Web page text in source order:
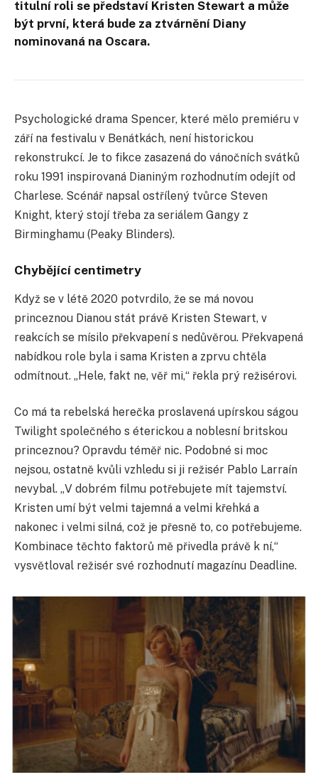
titulní roli se představí Kristen Stewart a může
být první, která bude za ztvárnění Diany
nominovaná na Oscara.
Psychologické drama Spencer, které mělo premiéru v
září na festivalu v Benátkách, není historickou
rekonstrukcí. Je to fikce zasazená do vánočních svátků
roku 1991 inspirovaná Dianiným rozhodnutím odejít od
Charlese. Scénář napsal ostřílený tvůrce Steven
Knight, který stojí třeba za seriálem Gangy z
Birminghamu (Peaky Blinders).
Chybějící centimetry
Když se v létě 2020 potvrdilo, že se má novou
princeznou Dianou stát právě Kristen Stewart, v
reakcích se mísilo překvapení s nedůvěrou. Překvapená
nabídkou role byla i sama Kristen a zprvu chtěla
odmítnout. „Hele, fakt ne, věř mi,“ řekla prý režisérovi.
Co má ta rebelská herečka proslavená upírskou ságou
Twilight společného s éterickou a noblesní britskou
princeznou? Opravdu téměř nic. Podobné si moc
nejsou, ostatně kvůli vzhledu si ji režisér Pablo Larraín
nevybal. „V dobrém filmu potřebujete mít tajemství.
Kristen umíbýt velmi tajemná a velmi křehká a
nakonec i velmi silná, což je přesně to, co potřebujeme.
Kombinace těchto faktorů mě přivedla právě k ní,“
vysvětloval režisér své rozhodnutí magazínu Deadline.